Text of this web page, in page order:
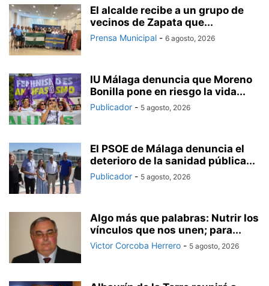
El alcalde recibe a un grupo de
vecinos de Zapata que...
Prensa Municipal - 6 agosto, 2026
IU Málaga denuncia que Moreno
Bonilla pone en riesgo la vida...
Publicador - 5 agosto, 2026
El PSOE de Málaga denuncia el
deterioro de la sanidad pública...
Publicador - 5 agosto, 2026
Algo más que palabras: Nutrir los
vínculos que nos unen; para...
Victor Corcoba Herrero - 5 agosto, 2026